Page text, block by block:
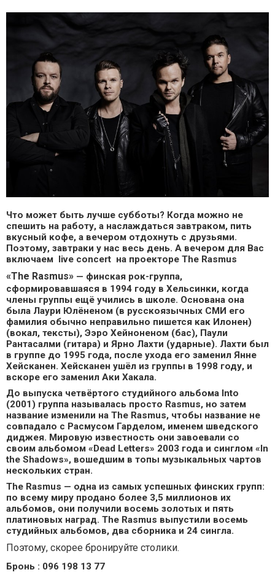
Что может быть лучше субботы? Когда можно не
спешить на работу, а наслаждаться завтраком, пить
вкусный кофе, а вечером отдохнуть с друзьями.
Поэтому, завтраки у нас весь день. А вечером для Вас
включаем live concert на проекторе The Rasmus
«The Rasmus» — финская рок-группа,
сформировавшаяся в 1994 году в Хельсинки, когда
члены группы ещё учились в школе. Основана она
была Лаури Юлёненом (в русскоязычных СМИ его
фамилия обычно неправильно пишется как Илонен)
(вокал, тексты), Ээро Хейноненом (бас), Паули
Рантасалми (гитара) и Ярно Лахти (ударные). Лахти был
в группе до 1995 года, после ухода его заменил Янне
Хейсканен. Хейсканен ушёл из группы в 1998 году, и
вскоре его заменил Аки Хакала.
До выпуска четвёртого студийного альбома Into
(2001) группа называлась просто Rasmus, но затем
название изменили на The Rasmus, чтобы название не
совпадало с Расмусом Гарделом, именем шведского
диджея. Мировую известность они завоевали со
своим альбомом «Dead Letters» 2003 года и синглом «In
the Shadows», вошедшим в топы музыкальных чартов
нескольких стран.
The Rasmus — одна из самых успешных финских групп:
по всему миру продано более 3,5 миллионов их
альбомов, они получили восемь золотых и пять
платиновых наград. The Rasmus выпустили восемь
студийных альбомов, два сборника и 24 сингла.
Поэтому, скорее бронируйте столики.
Бронь : 096 198 13 77